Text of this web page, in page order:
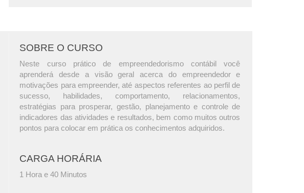
SOBRE O CURSO
Neste curso prático de empreendedorismo contábil você
aprenderá desde a visão geral acerca do empreendedor e
motivações para empreender, até aspectos referentes ao perfil de
sucesso, habilidades, comportamento, relacionamentos,
estratégias para prosperar, gestão, planejamento e controle de
indicadores das atividades e resultados, bem como muitos outros
pontos para colocar em prática os conhecimentos adquiridos.
CARGA HORÁRIA
1 Hora e 40 Minutos